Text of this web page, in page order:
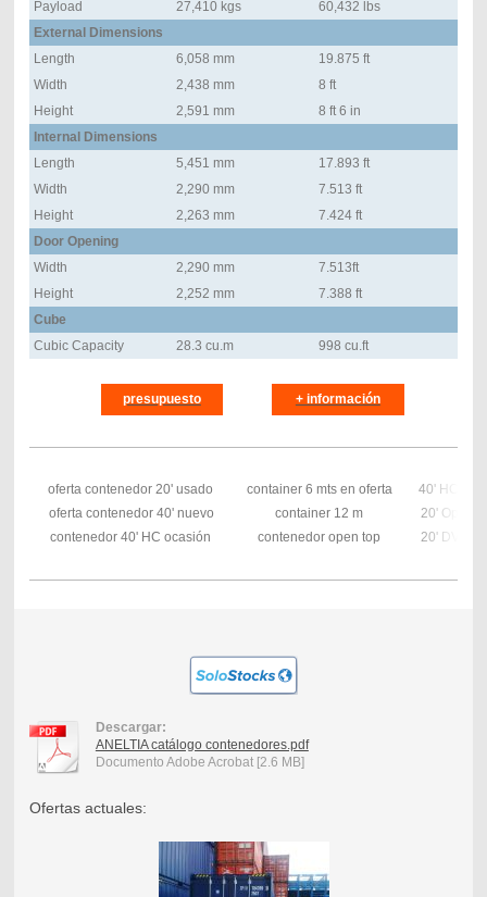
Payload
27,410 kgs
60,432 lbs
External Dimensions
Length
6,058 mm
19.875 ft
Width
2,438 mm
8 ft
Height
2,591 mm
8 ft 6 in
Internal Dimensions
Length
5,451 mm
17.893 ft
Width
2,290 mm
7.513 ft
Height
2,263 mm
7.424 ft
Door Opening
Width
2,290 mm
7.513ft
Height
2,252 mm
7.388 ft
Cube
Cubic Capacity
28.3 cu.m 998 cu.ft
presupuesto + información
oferta contenedor 20' usado container 6 mts en oferta
40' HC
oferta contenedor 40' nuevo
container 12 m
20' Open
contenedor 40' HC ocasión
contenedor open top 20' DV
Descargar:
ANELTIA catálogo contenedores.pdf
Documento Adobe Acrobat [2.6 MB]
Ofertas actuales: